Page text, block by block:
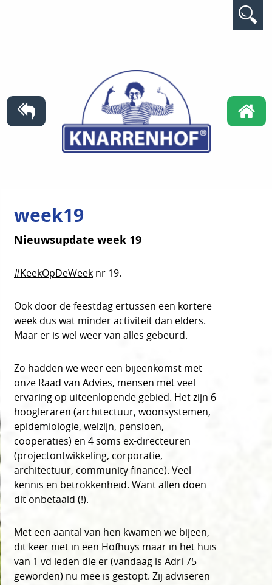
week19
Nieuwsupdate week 19
#KeekOpDeWeek nr 19.
Ook door de feestdag ertussen een kortere
week dus wat minder activiteit dan elders.
Maar er is wel weer van alles gebeurd.
Zo hadden we weer een bijeenkomst met
onze Raad van Advies, mensen met veel
ervaring op uiteenlopende gebied. Het zijn 6
hoogleraren (architectuur, woonsystemen,
epidemiologie, welzijn, pensioen,
cooperaties) en 4 soms ex-directeuren
(projectontwikkeling, corporatie,
architectuur, community finance). Veel
kennis en betrokkenheid. Want allen doen
dit onbetaald (!).
Met een aantal van hen kwamen we bijeen,
dit keer niet in een Hofhuys maar in het huis
van 1 vd leden die er (vandaag is Adri 75
geworden) nu mee is gestopt. Zij adviseren